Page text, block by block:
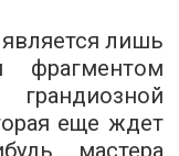
лишь
фрагментом
еще ждет
мастера